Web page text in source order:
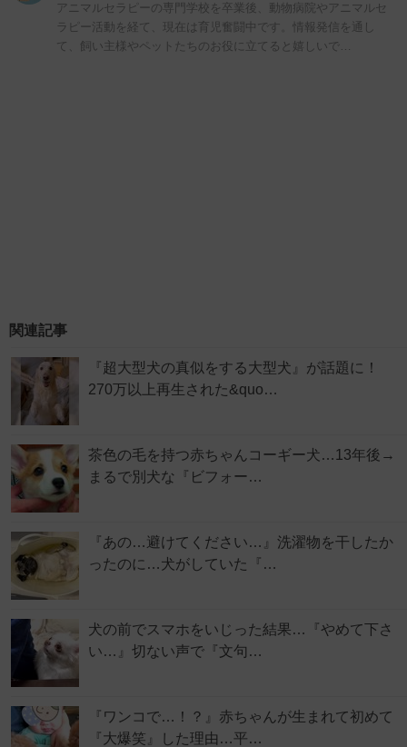
アニマルセラピーの専門学校を卒業後、動物病院やアニマルセ
ラピー活動を経て、現在は育児奮闘中です。情報発信を通し
て、飼い主様やペットたちのお役に立てると嬉しいで…
関連記事
『超大型犬の真似をする大型犬』が話題に！
270万以上再生された&quo…
茶色の毛を持つ赤ちゃんコーギー犬…13年後→
まるで別犬な『ビフォー…
『あの…避けてください…』洗濯物を干したか
ったのに…犬がしていた『…
犬の前でスマホをいじった結果…『やめて下さ
い…』切ない声で『文句…
『ワンコで…！？』赤ちゃんが生まれて初めて
『大爆笑』した理由…平…